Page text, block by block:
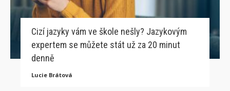
Cizí jazyky vám ve škole nešly? Jazykovým
expertem se můžete stát už za 20 minut
denně
Lucie Brátová